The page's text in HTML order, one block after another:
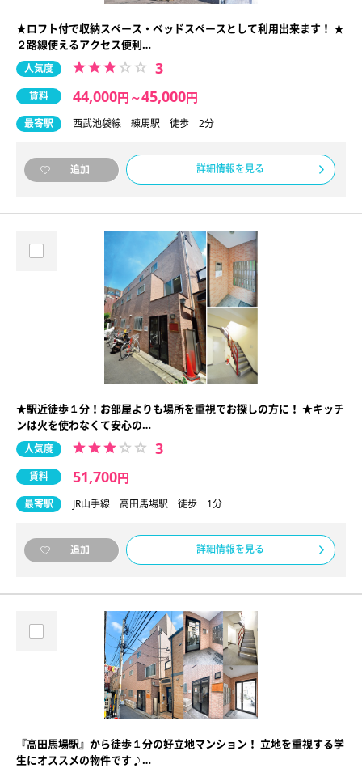
★ロフト付で収納スペース・ベッドスペースとして利用出来ます！ ★
２路線使えるアクセス便利…
人気度 3
賃料 44,000円 ～45,000円
最寄駅 西武池袋線 練馬駅 徒歩 2分
追加 詳細情報を見る
★駅近徒歩１分！お部屋よりも場所を重視でお探しの方に！ ★キッチ
ンは火を使わなくて安心の…
人気度 3
賃料 51,700円
最寄駅 JR山手線 高田馬場駅 徒歩 1分
追加 詳細情報を見る
『高田馬場駅』から徒歩１分の好立地マンション！ 立地を重視する学
生にオススメの物件です♪…